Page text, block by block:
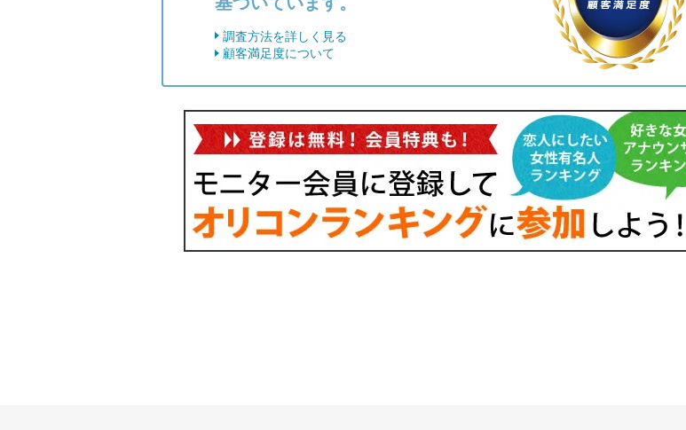
調査方法を詳しく見る
顧客満足度について